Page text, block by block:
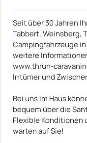
Seit über 30 Jahren
Tabbert, Weinsberg,
Campingfahrzeuge
weitere
www.thrun-
Irrtümer und
Bei uns im Haus
bequem über die
Flexible Konditionen
warten auf Sie!